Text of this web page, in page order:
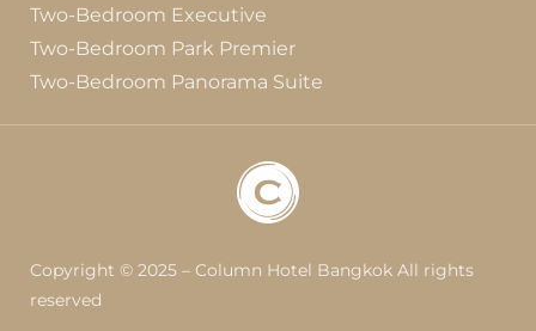
Two-Bedroom Executive
Two-Bedroom Park Premier
Two-Bedroom Panorama Suite
Copyright © 2025 – Column Hotel Bangkok All rights
reserved